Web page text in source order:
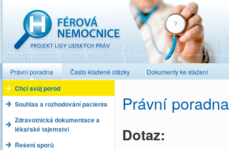
Právní poradna Často kladené otázky Dokumenty ke stažení
Chci svůj porod
Souhlas a rozhodování pacienta
Zdravotnická dokumentace a
lékařské tajemství
Řešení sporů
Právní
Dotaz: